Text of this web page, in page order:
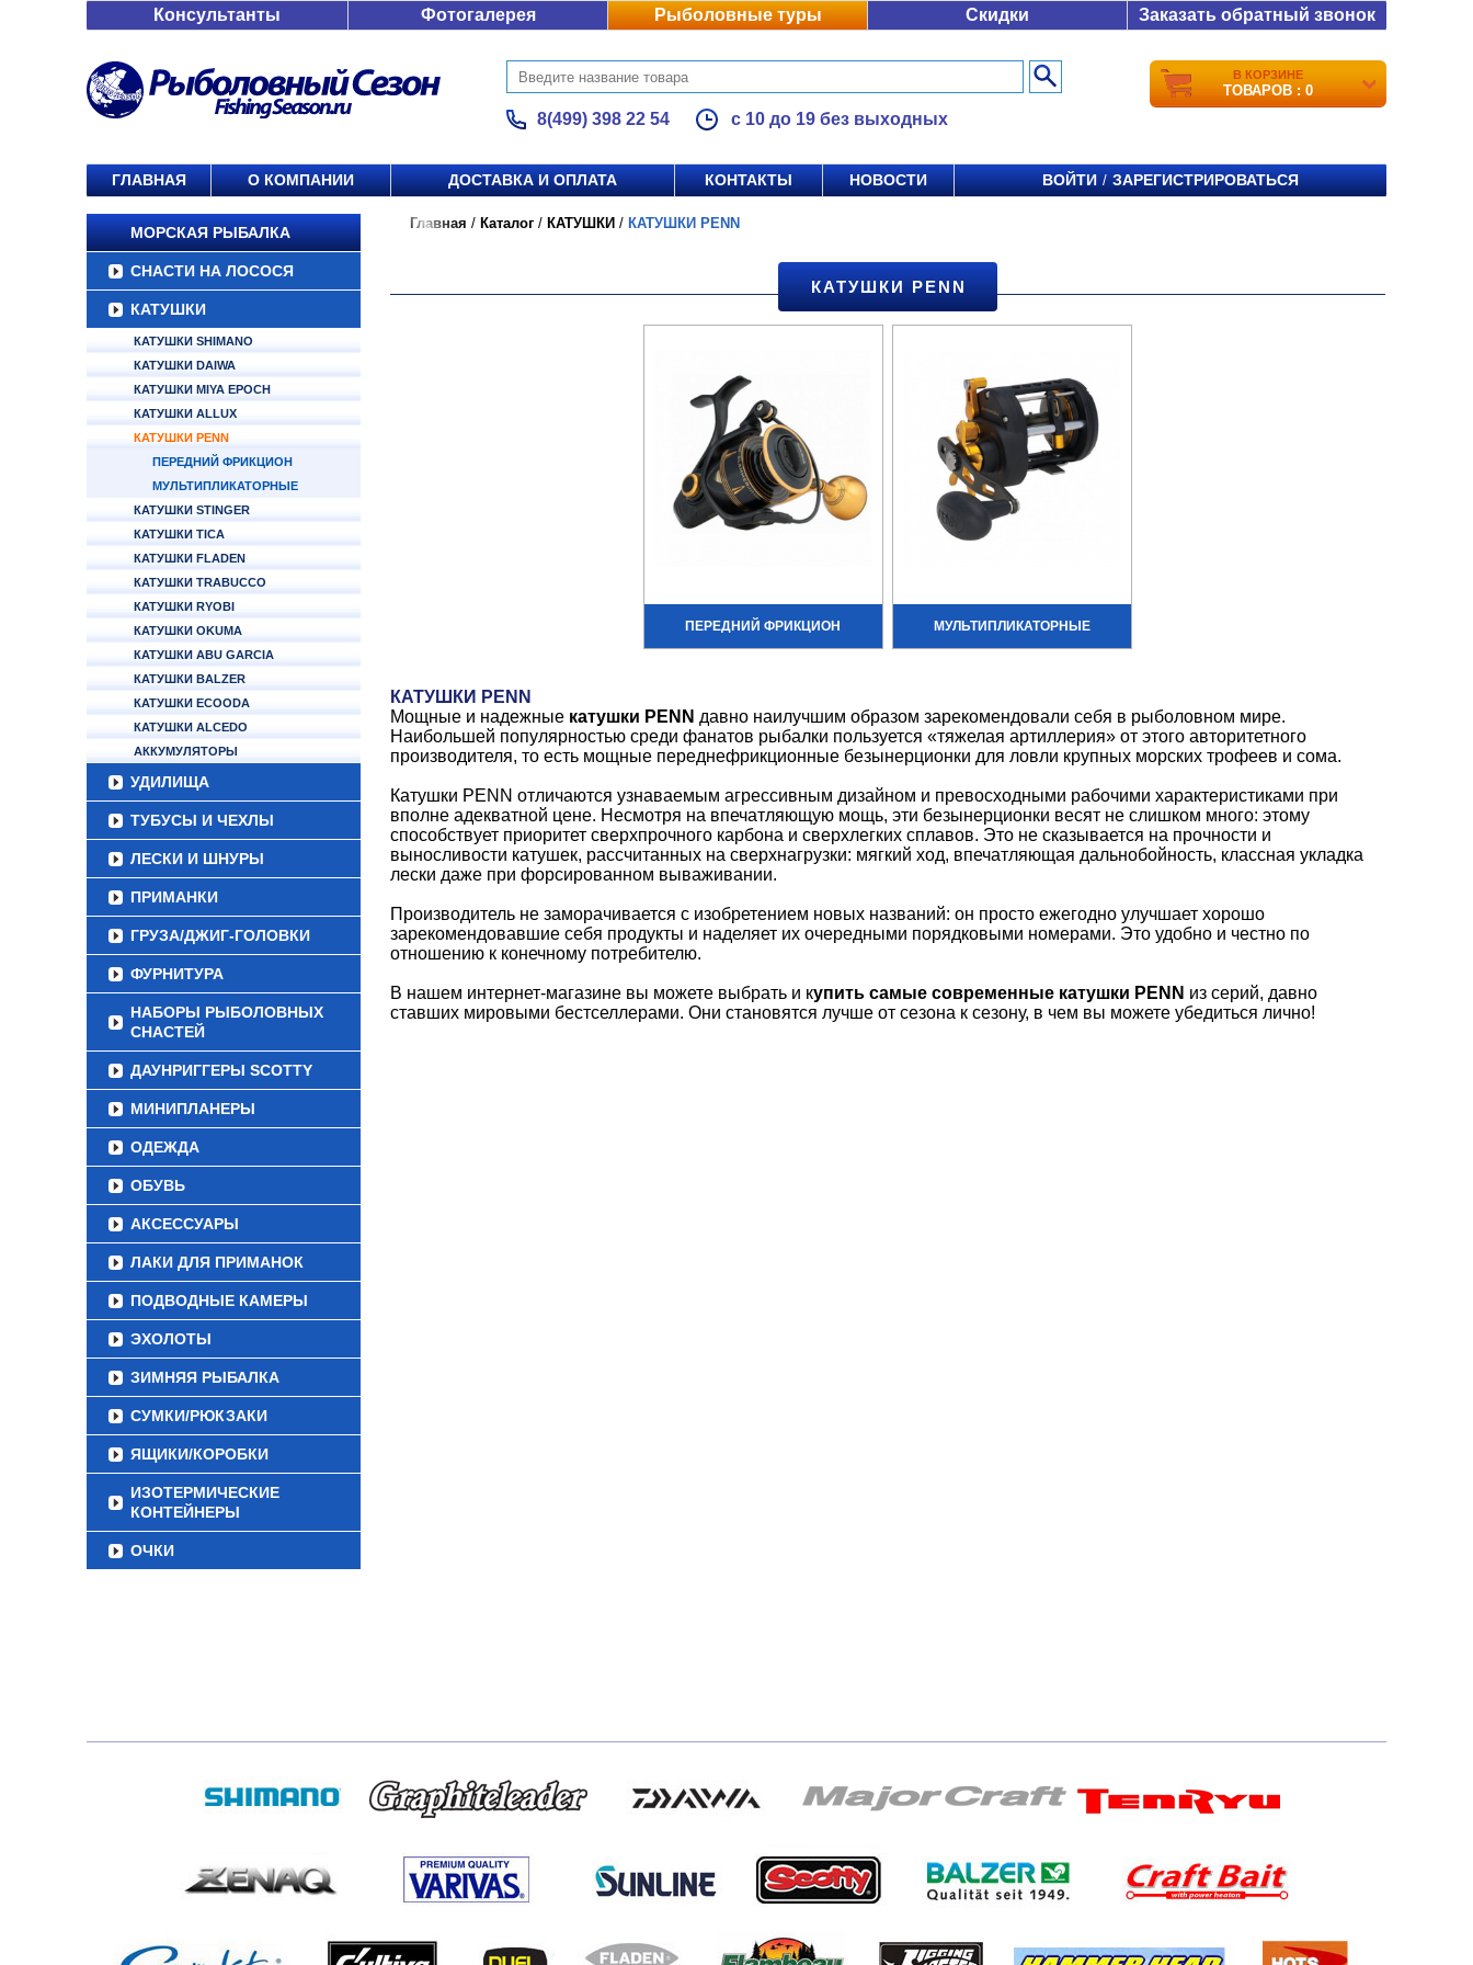
Консультанты Фотогалерея Рыболовные туры Скидки Заказать обратный звонок
8(499) 398 22 54 с 10 до 19 без выходных
В КОРЗИНЕ
ТОВАРОВ : 0
ГЛАВНАЯ О КОМПАНИИ ДОСТАВКА И ОПЛАТА КОНТАКТЫ НОВОСТИ ВОЙТИ / ЗАРЕГИСТРИРОВАТЬСЯ
МОРСКАЯ РЫБАЛКА
СНАСТИ НА ЛОСОСЯ
КАТУШКИ
КАТУШКИ SHIMANO
КАТУШКИ DAIWA
КАТУШКИ MIYA EPOCH
КАТУШКИ ALLUX
КАТУШКИ PENN
ПЕРЕДНИЙ ФРИКЦИОН
МУЛЬТИПЛИКАТОРНЫЕ
КАТУШКИ STINGER
КАТУШКИ TICA
КАТУШКИ FLADEN
КАТУШКИ TRABUCCO
КАТУШКИ RYOBI
КАТУШКИ OKUMA
КАТУШКИ ABU GARCIA
КАТУШКИ BALZER
КАТУШКИ ECOODA
КАТУШКИ ALCEDO
АККУМУЛЯТОРЫ
УДИЛИЩА
ТУБУСЫ И ЧЕХЛЫ
ЛЕСКИ И ШНУРЫ
ПРИМАНКИ
ГРУЗА/ДЖИГ-ГОЛОВКИ
ФУРНИТУРА
НАБОРЫ РЫБОЛОВНЫХ
СНАСТЕЙ
ДАУНРИГГЕРЫ SCOTTY
МИНИПЛАНЕРЫ
ОДЕЖДА
ОБУВЬ
АКСЕССУАРЫ
ЛАКИ ДЛЯ ПРИМАНОК
ПОДВОДНЫЕ КАМЕРЫ
ЭХОЛОТЫ
ЗИМНЯЯ РЫБАЛКА
СУМКИ/РЮКЗАКИ
ЯЩИКИ/КОРОБКИ
ИЗОТЕРМИЧЕСКИЕ
КОНТЕЙНЕРЫ
ОЧКИ
Главная / Каталог / КАТУШКИ / КАТУШКИ PENN
КАТУШКИ PENN
ПЕРЕДНИЙ ФРИКЦИОН МУЛЬТИПЛИКАТОРНЫЕ
КАТУШКИ PENN
Мощные и надежные катушки PENN давно наилучшим образом зарекомендовали себя в рыболовном мире.
Наибольшей популярностью среди фанатов рыбалки пользуется «тяжелая артиллерия» от этого авторитетного
производителя, то есть мощные переднефрикционные безынерционки для ловли крупных морских трофеев и сома.
Катушки PENN отличаются узнаваемым агрессивным дизайном и превосходными рабочими характеристиками при
вполне адекватной цене. Несмотря на впечатляющую мощь, эти безынерционки весят не слишком много: этому
способствует приоритет сверхпрочного карбона и сверхлегких сплавов. Это не сказывается на прочности и
выносливости катушек, рассчитанных на сверхнагрузки: мягкий ход, впечатляющая дальнобойность, классная укладка
лески даже при форсированном вываживании.
Производитель не заморачивается с изобретением новых названий: он просто ежегодно улучшает хорошо
зарекомендовавшие себя продукты и наделяет их очередными порядковыми номерами. Это удобно и честно по
отношению к конечному потребителю.
В нашем интернет-магазине вы можете выбрать и купить самые современные катушки PENN из серий, давно
ставших мировыми бестселлерами. Они становятся лучше от сезона к сезону, в чем вы можете убедиться лично!